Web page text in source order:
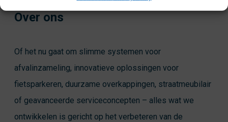
Over ons
Of het nu gaat om slimme systemen voor
afvalinzameling, innovatieve oplossingen voor
fietsparkeren, duurzame overkappingen, straatmeubilair
of geavanceerde serviceconcepten – alles wat we
ontwikkelen is gericht op het verbeteren van de